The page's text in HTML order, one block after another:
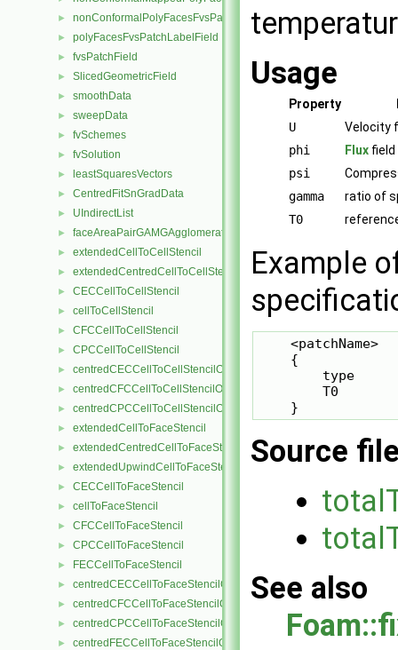
► nonConformalPolyFacesFvsPatchLabelField
► polyFacesFvsPatchLabelField
► fvsPatchField
► SlicedGeometricField
► smoothData
► sweepData
► fvSchemes
► fvSolution
► leastSquaresVectors
► CentredFitSnGradData
► UIndirectList
► faceAreaPairGAMGAgglomeration
► extendedCellToCellStencil
► extendedCentredCellToCellStencil
► CECCellToCellStencil
► cellToCellStencil
► CFCCellToCellStencil
► CPCCellToCellStencil
► centredCECCellToCellStencilObject
► centredCFCCellToCellStencilObject
► centredCPCCellToCellStencilObject
► extendedCellToFaceStencil
► extendedCentredCellToFaceStencil
► extendedUpwindCellToFaceStencil
► CECCellToFaceStencil
► cellToFaceStencil
► CFCCellToFaceStencil
► CPCCellToFaceStencil
► FECCellToFaceStencil
► centredCECCellToFaceStencilObject
► centredCFCCellToFaceStencilObject
► centredCPCCellToFaceStencilObject
► centredFECCellToFaceStencilObject
Usage
Property
U
Velocity
phi
Flux
psi
gamma
ratio of
T0
Example
    <patchName>
    {
type
T0
    }
Source
See also